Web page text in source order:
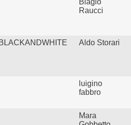
Biagio
Raucci
Aldo Storari
luigino
fabbro
Mara